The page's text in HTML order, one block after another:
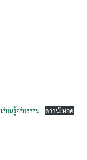
รียนรู้จริยธรรม
ดาวน์โหลด